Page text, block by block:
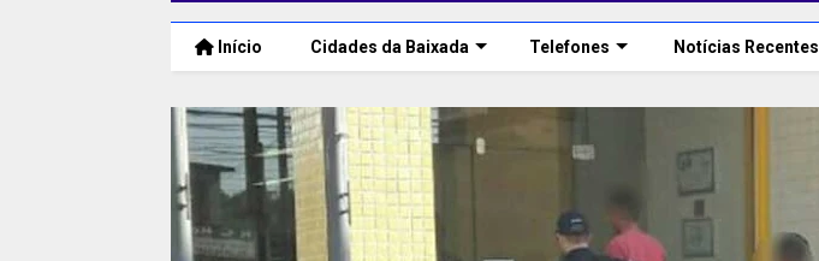
Início Cidades da Baixada Telefones Notícias Recentes